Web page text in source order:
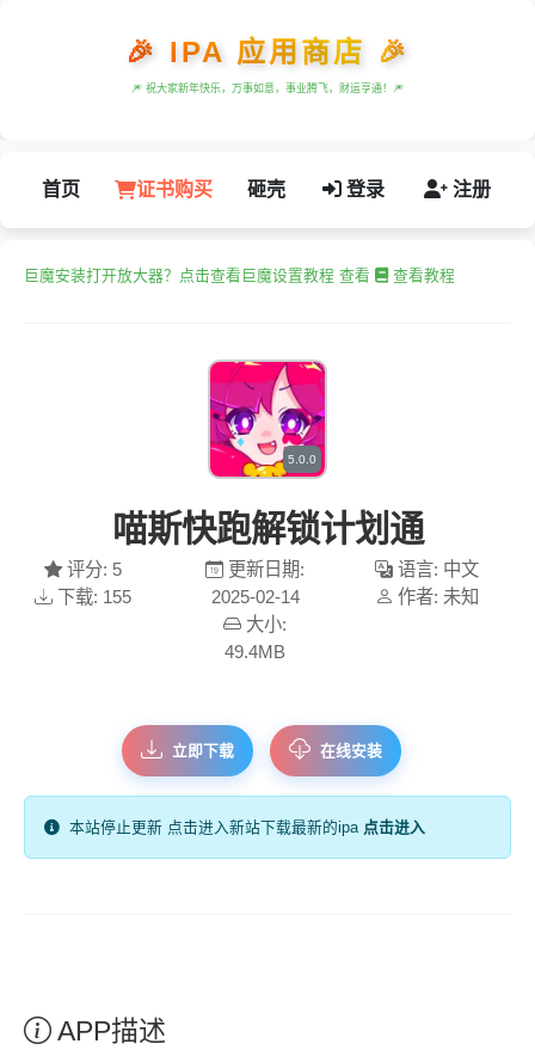
🎉 IPA 应用商店 🎉
🎆 祝大家新年快乐，万事如意，事业腾飞，财运亨通！🎆
首页 证书购买 砸壳 登录 注册
巨魔安装打开放大器？点击查看巨魔设置教程 查看 查看教程
5.0.0
喵斯快跑解锁计划通
评分: 5
下载: 155
更新日期:
2025-02-14
大小:
49.4MB
语言: 中文
作者: 未知
立即下载 在线安装
本站停止更新 点击进入新站下载最新的ipa 点击进入
APP描述